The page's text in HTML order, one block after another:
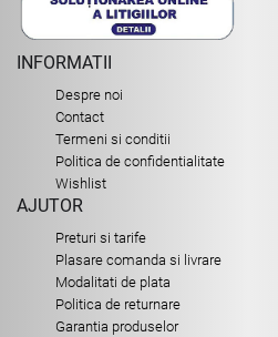
INFORMATII
Despre noi
Contact
Termeni si conditii
Politica de confidentialitate
Wishlist
AJUTOR
Preturi si tarife
Plasare comanda si livrare
Modalitati de plata
Politica de returnare
Garantia produselor